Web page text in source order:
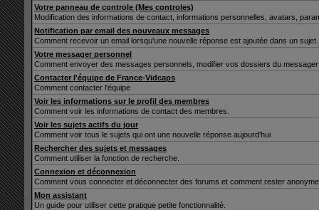
Votre panneau de controle (Mes controles)
Modification des informations de contact, informations personnelles, avatars,
Notification par email des nouveaux messages
Comment recevoir un email lorsqu'une nouvelle réponse est ajoutée dans un sujet.
Votre messager personnel
Comment envoyer des messages personnels, modifier vos dossiers du
Contacter l'équipe de France-Vidcaps
Comment contacter l'équipe
Voir les informations sur le profil des membres
Comment voir les informations de contact des membres.
Voir les sujets actifs du jour
Comment voir tous le sujets qui ont une nouvelle réponse aujourd'hui
Rechercher des sujets et messages
Comment utiliser la fonction de recherche.
Connexion et déconnexion
Comment vous connecter et déconnecter des forums et comment rester
Mon assistant
Un guide pour utiliser cette pratique petite fonctionnalité.